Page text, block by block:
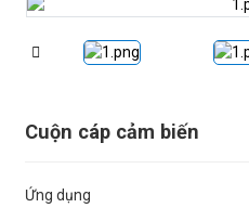
Cuộn cáp cảm biến
Ứng dụng